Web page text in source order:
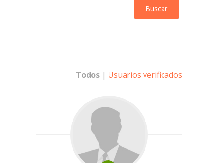
Todos | Usuarios verificados